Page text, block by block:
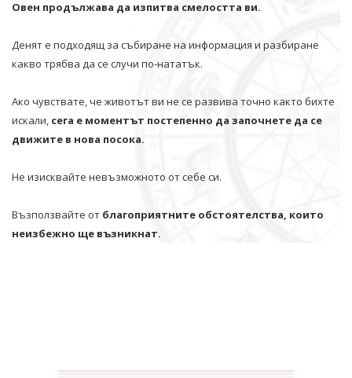
Овен продължава да изпитва смелостта ви.
Денят е подходящ за събиране на информация и разбиране
какво трябва да се случи по-нататък.
Ако чувствате, че животът ви не се развива точно както бихте
искали, сега е моментът постепенно да започнете да се
движите в нова посока.
Не изисквайте невъзможното от себе си.
Възползвайте от благоприятните обстоятелства, които
неизбежно ще възникнат.